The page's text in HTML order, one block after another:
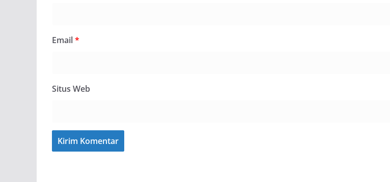
Email*
Situs Web